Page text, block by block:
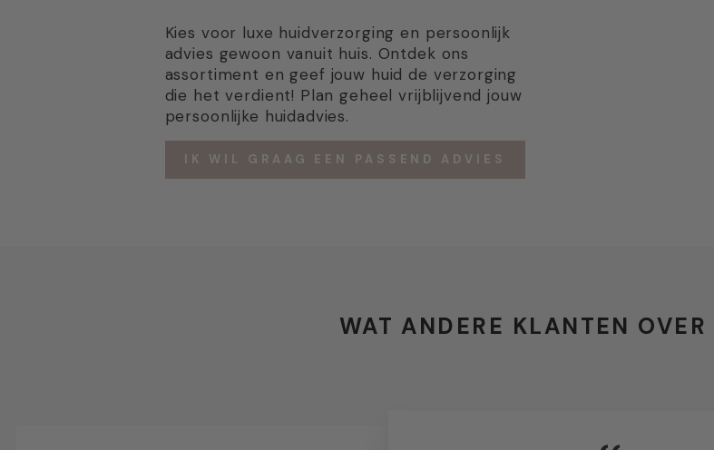
Kies voor luxe huidverzorging en persoonlijk
advies gewoon vanuit huis. Ontdek ons
assortiment en geef jouw huid de verzorging
die het verdient! Plan geheel vrijblijvend jouw
persoonlijke huidadvies.
IK WIL GRAAG EEN PASSEND ADVIES
WAT ANDERE KLANTEN OVER